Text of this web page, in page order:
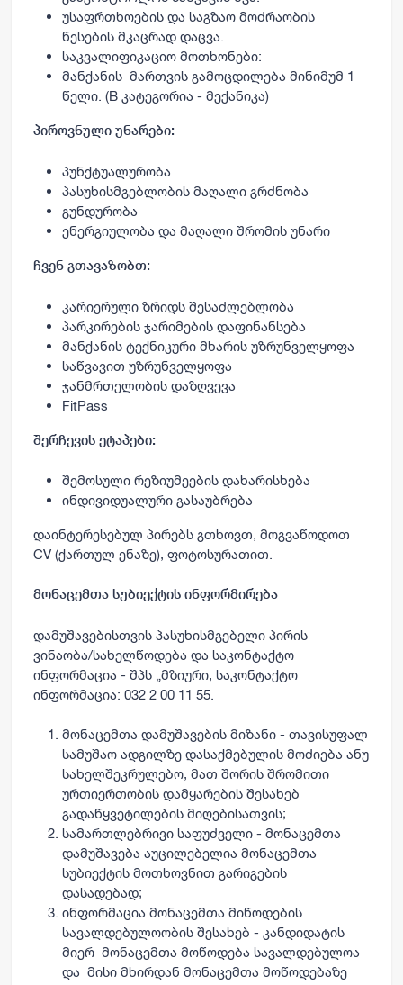
უსაფრთხოების და საგზაო მოძრაობის
წესების მკაცრად დაცვა.
საკვალიფიკაციო მოთხონები:
მანქანის მართვის გამოცდილება მინიმუმ 1
წელი. (B კატეგორია - მექანიკა)
პიროვნული უნარები:
პუნქტუალურობა
პასუხისმგებლობის მაღალი გრძნობა
გუნდურობა
ენერგიულობა და მაღალი შრომის უნარი
ჩვენ გთავაზობთ:
კარიერული ზრიდს შესაძლებლობა
პარკირების ჯარიმების დაფინანსება
მანქანის ტექნიკური მხარის უზრუნველყოფა
საწვავით უზრუნველყოფა
ჯანმრთელობის დაზღვევა
FitPass
შერჩევის ეტაპები:
შემოსული რეზიუმეების დახარისხება
ინდივიდუალური გასაუბრება
დაინტერესებულ პირებს გთხოვთ, მოგვაწოდოთ
CV (ქართულ ენაზე), ფოტოსურათით.
მონაცემთა სუბიექტის ინფორმირება
დამუშავებისთვის პასუხისმგებელი პირის
ვინაობა/სახელწოდება და საკონტაქტო
ინფორმაცია - შპს „მზიური, საკონტაქტო
ინფორმაცია: 032 2 00 11 55.
მონაცემთა დამუშავების მიზანი - თავისუფალ
სამუშაო ადგილზე დასაქმებულის მოძიება ანუ
სახელშეკრულებო, მათ შორის შრომითი
ურთიერთობის დამყარების შესახებ
გადაწყვეტილების მიღებისათვის;
სამართლებრივი საფუძველი - მონაცემთა
დამუშავება აუცილებელია მონაცემთა
სუბიექტის მოთხოვნით გარიგების
დასადებად;
ინფორმაცია მონაცემთა მიწოდების
სავალდებულოობის შესახებ - კანდიდატის
მიერ მონაცემთა მოწოდება სავალდებულოა
და მისი მხირდან მონაცემთა მოწოდებაზე